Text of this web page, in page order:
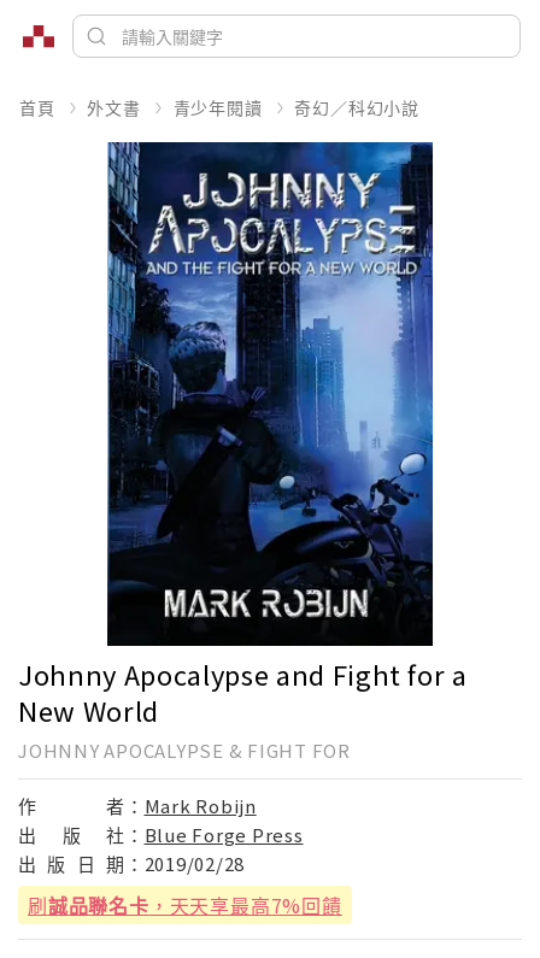
首頁 外文書 青少年閱讀 奇幻／科幻小說
Johnny Apocalypse and Fight for a
New World
JOHNNY APOCALYPSE & FIGHT FOR
作 者： Mark Robijn
出
版 社： Blue Forge Press
出 版 日 期： 2019/02/28
刷誠品聯名卡 ，天天享最高7%回饋